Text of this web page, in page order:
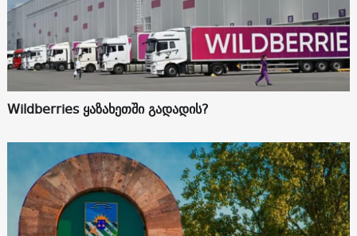
Wildberries ყაზახეთში გადადის?